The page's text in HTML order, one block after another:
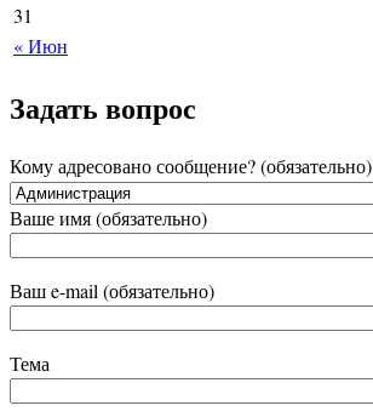
« Июн
31
Задать вопрос
Кому адресовано сообщение? (обязательно)
Ваше имя (обязательно)
Ваш e-mail (обязательно)
Тема